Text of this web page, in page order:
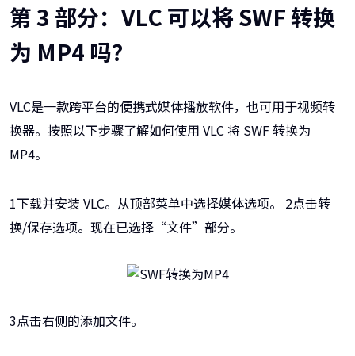
第 3 部分：VLC 可以将 SWF 转换
为 MP4 吗？
VLC是一款跨平台的便携式媒体播放软件，也可用于视频转
换器。按照以下步骤了解如何使用 VLC 将 SWF 转换为
MP4。
1下载并安装 VLC。从顶部菜单中选择媒体选项。 2点击转
换/保存选项。现在已选择“文件”部分。
3点击右侧的添加文件。